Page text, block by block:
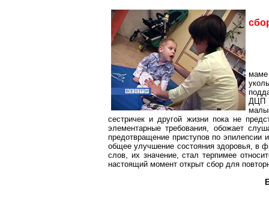
ДЦП
сестричек и другой жизни пока не
элементарные требования, обожает
предотвращение приступов по
общее улучшение состояния здоровья, в
слов, их значение, стал терпимее
настоящий момент открыт сбор для